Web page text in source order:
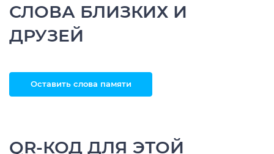
СЛОВА БЛИЗКИХ И
ДРУЗЕЙ
Оставить слова памяти
QR-КОД ДЛЯ ЭТОЙ